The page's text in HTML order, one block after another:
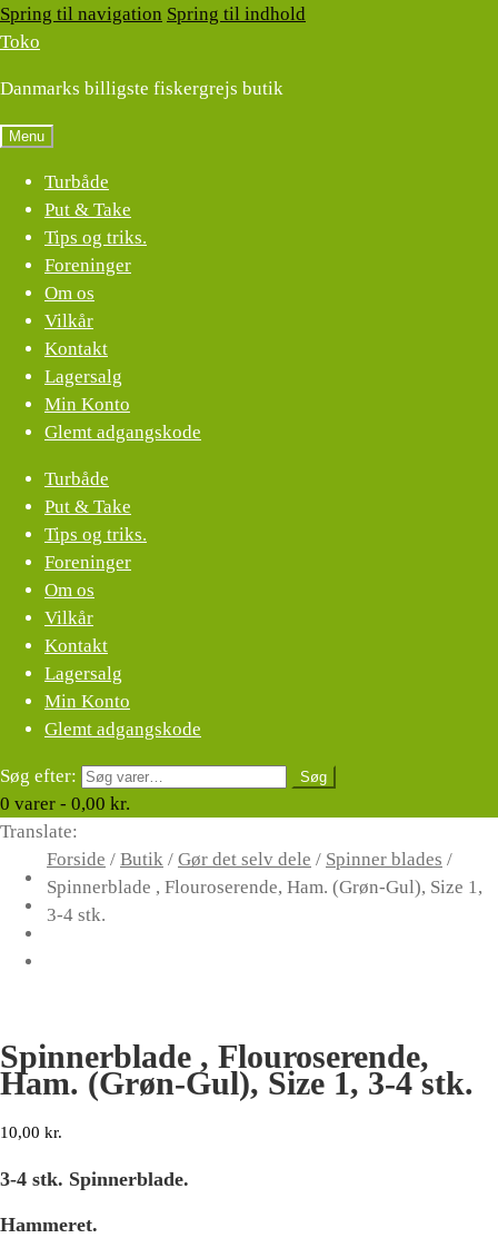
Spring til navigation Spring til indhold
Toko
Danmarks billigste fiskergrejs butik
Menu
Turbåde
Put & Take
Tips og triks.
Foreninger
Om os
Vilkår
Kontakt
Lagersalg
Min Konto
Glemt adgangskode
Turbåde
Put & Take
Tips og triks.
Foreninger
Om os
Vilkår
Kontakt
Lagersalg
Min Konto
Glemt adgangskode
Søg efter: Søg
0 varer - 0,00 kr.
Translate:
Forside / Butik / Gør det selv dele / Spinner blades /
Spinnerblade , Flouroserende, Ham. (Grøn-Gul), Size 1,
3-4 stk.
Spinnerblade , Flouroserende,
Ham. (Grøn-Gul), Size 1, 3-4 stk.
10,00 kr.
3-4 stk. Spinnerblade.
Hammeret.